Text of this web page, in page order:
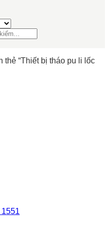
“Thiết bị tháo pu li lốc